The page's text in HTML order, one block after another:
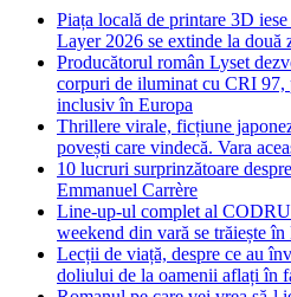
Piața locală de printare 3D
Layer 2026 se extinde la două
Producătorul român Lyset
corpuri de iluminat cu CRI 97,
inclusiv în Europa
Thrillere virale, ficțiune
povești care vindecă. Vara
10 lucruri surprinzătoare
Emmanuel Carrère
Line-up-ul complet al
weekend din vară se trăiește
Lecții de viață, despre ce au
doliului de la oamenii aflați în